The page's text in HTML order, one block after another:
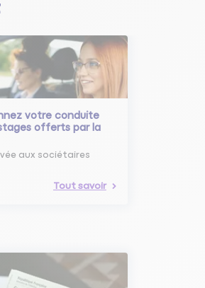
votre conduite
offerts par la
aux sociétaires
Tout savoir